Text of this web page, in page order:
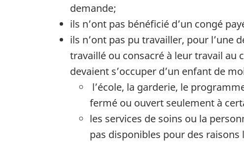
demande;
ils n’ont pas bénéficié d’un congé
ils n’ont pas pu travailler, pour l’une
travaillé ou consacré à leur travail au
devaient s’occuper d’un enfant de
l’école, la garderie, le
fermé ou ouvert seulement à
les services de soins ou la
pas disponibles pour des raisons